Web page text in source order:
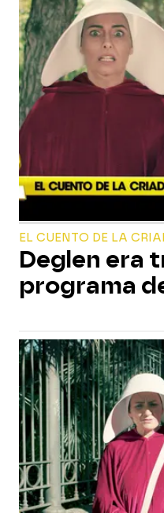
EL CUENTO DE LA
Deglen era
programa